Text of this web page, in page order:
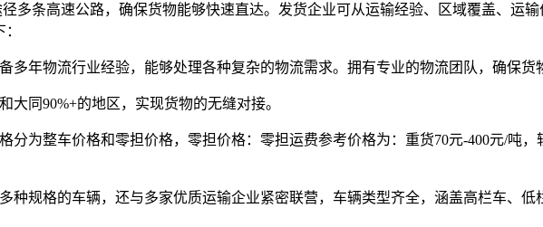
多条高速公路，确保货物能够快速直达。发货企业可从运输经验、区域覆盖、运
多年物流行业经验，能够处理各种复杂的物流需求。拥有专业的物流团队，确保货
大同90%+的地区，实现货物的无缝对接。
分为整车价格和零担价格，零担价格：零担运费参考价格为： 重货70元-400元/吨，
种规格的车辆，还与多家优质运输企业紧密联营，车辆类型齐全，涵盖高栏车、